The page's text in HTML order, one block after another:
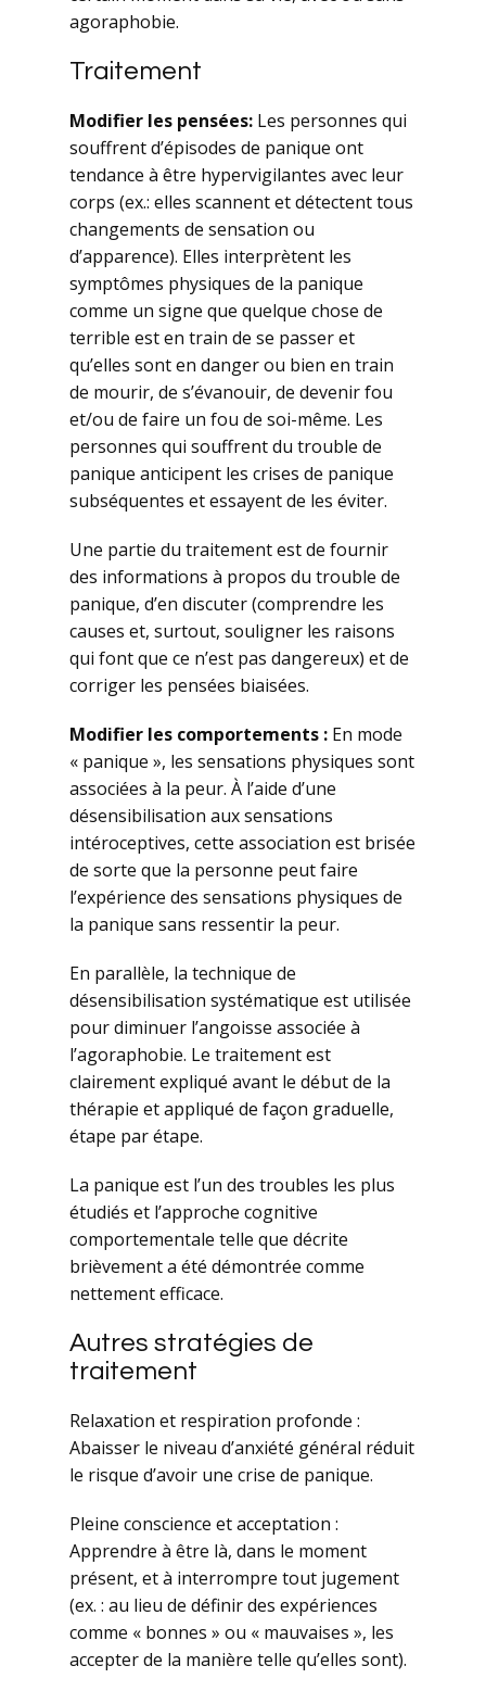
agoraphobie.
Traitement
Modifier les pensées: Les personnes qui
souffrent d’épisodes de panique ont
tendance à être hypervigilantes avec leur
corps (ex.: elles scannent et détectent tous
changements de sensation ou
d’apparence). Elles interprètent les
symptômes physiques de la panique
comme un signe que quelque chose de
terrible est en train de se passer et
qu’elles sont en danger ou bien en train
de mourir, de s’évanouir, de devenir fou
et/ou de faire un fou de soi-même. Les
personnes qui souffrent du trouble de
panique anticipent les crises de panique
subséquentes et essayent de les éviter.
Une partie du traitement est de fournir
des informations à propos du trouble de
panique, d’en discuter (comprendre les
causes et, surtout, souligner les raisons
qui font que ce n’est pas dangereux) et de
corriger les pensées biaisées.
Modifier les comportements : En mode
« panique », les sensations physiques sont
associées à la peur. À l’aide d’une
désensibilisation aux sensations
intéroceptives, cette association est brisée
de sorte que la personne peut faire
l’expérience des sensations physiques de
la panique sans ressentir la peur.
En parallèle, la technique de
désensibilisation systématique est utilisée
pour diminuer l’angoisse associée à
l’agoraphobie. Le traitement est
clairement expliqué avant le début de la
thérapie et appliqué de façon graduelle,
étape par étape.
La panique est l’un des troubles les plus
étudiés et l’approche cognitive
comportementale telle que décrite
brièvement a été démontrée comme
nettement efficace.
Autres stratégies de
traitement
Relaxation et respiration profonde :
Abaisser le niveau d’anxiété général réduit
le risque d’avoir une crise de panique.
Pleine conscience et acceptation :
Apprendre à être là, dans le moment
présent, et à interrompre tout jugement
(ex. : au lieu de définir des expériences
comme « bonnes » ou « mauvaises », les
accepter de la manière telle qu’elles sont).